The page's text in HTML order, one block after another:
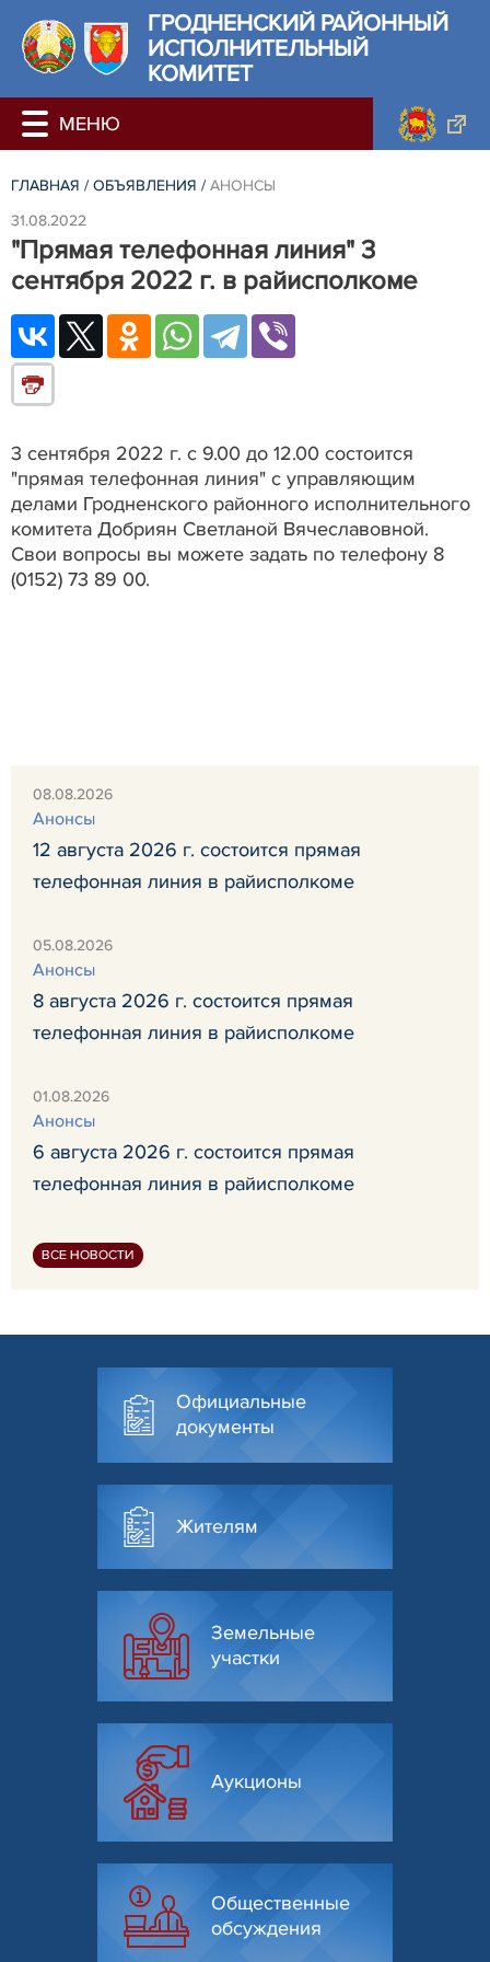
ГРОДНЕНСКИЙ РАЙОННЫЙ
ИСПОЛНИТЕЛЬНЫЙ
КОМИТЕТ
ГЛАВНАЯ / ОБЪЯВЛЕНИЯ / АНОНСЫ
31.08.2022
"Прямая телефонная линия" 3
сентября 2022 г. в райисполкоме
3 сентября 2022 г. с 9.00 до 12.00 состоится
"прямая телефонная линия" с управляющим
делами Гродненского районного исполнительного
комитета Добриян Светланой Вячеславовной.
Свои вопросы вы можете задать по телефону 8
(0152) 73 89 00.
08.08.2026
Анонсы
12 августа 2026 г. состоится прямая
телефонная линия в райисполкоме
05.08.2026
Анонсы
8 августа 2026 г. состоится прямая
телефонная линия в райисполкоме
01.08.2026
Анонсы
6 августа 2026 г. состоится прямая
телефонная линия в райисполкоме
ВСЕ НОВОСТИ
Официальные
документы
Жителям
Земельные
участки
Аукционы
Общественные
обсуждения